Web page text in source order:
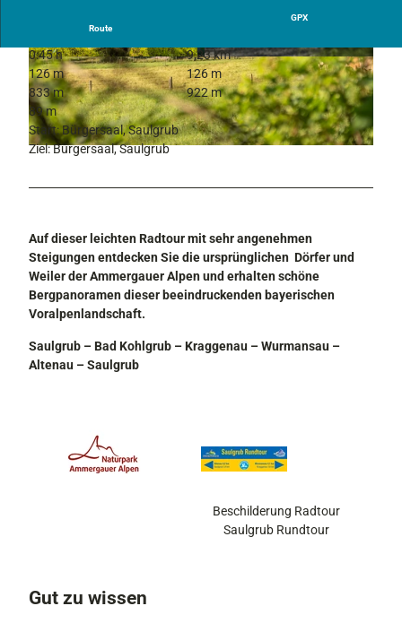
© Simon Bauer, Ammergauer Alpen GmbH |
© Hansi Heckmair, Ammergauer Alpen GmbH |
CC-BY
© Hansi Heckmair, Ammergauer Alpen GmbH |
CC-BY
Route
GPX
0:45 h
9,23 km
126 m
126 m
833 m
922 m
89 m
Start: Bürgersaal, Saulgrub
Ziel: Bürgersaal, Saulgrub
Auf dieser leichten Radtourmit sehrangenehmen
Steigungenentdecken Sie dieursprünglichen Dörfer und
Weilerder Ammergauer Alpen und erhalten schöne
Bergpanoramen dieser beeindruckenden bayerischen
Voralpenlandschaft.
Saulgrub – Bad Kohlgrub – Kraggenau – Wurmansau –
Altenau – Saulgrub
Beschilderung Radtour
Saulgrub Rundtour
Gut zu wissen